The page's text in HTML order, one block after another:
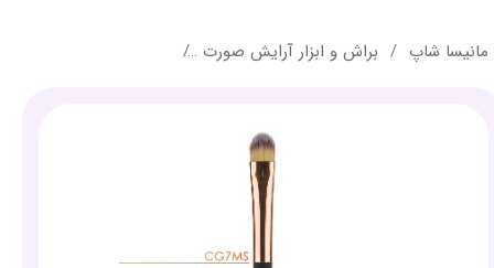
مانیسا شاپ براش و ابزار آرایش صورت